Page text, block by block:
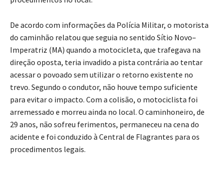
De acordo com informações da Polícia Militar, o motorista
do caminhão relatou que seguia no sentido Sítio Novo–
Imperatriz (MA) quando a motocicleta, que trafegava na
direção oposta, teria invadido a pista contrária ao tentar
acessar o povoado sem utilizar o retorno existente no
trevo. Segundo o condutor, não houve tempo suficiente
para evitar o impacto. Com a colisão, o motociclista foi
arremessado e morreu ainda no local. O caminhoneiro, de
29 anos, não sofreu ferimentos, permaneceu na cena do
acidente e foi conduzido à Central de Flagrantes para os
procedimentos legais.